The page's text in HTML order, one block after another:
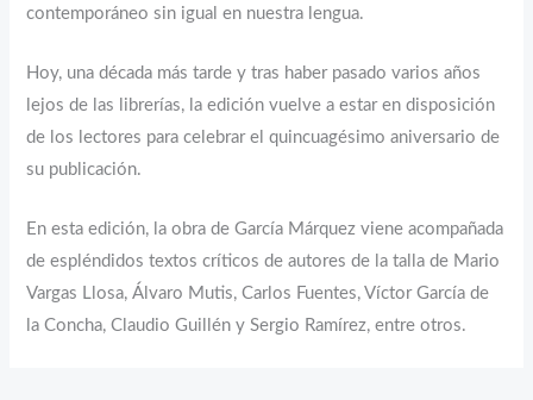
contemporáneo sin igual en nuestra lengua.
Hoy, una década más tarde y tras haber pasado varios años
lejos de las librerías, la edición vuelve a estar en disposición
de los lectores para celebrar el quincuagésimo aniversario de
su publicación.
En esta edición, la obra de García Márquez viene acompañada
de espléndidos textos críticos de autores de la talla de Mario
Vargas Llosa, Álvaro Mutis, Carlos Fuentes, Víctor García de
la Concha, Claudio Guillén y Sergio Ramírez, entre otros.